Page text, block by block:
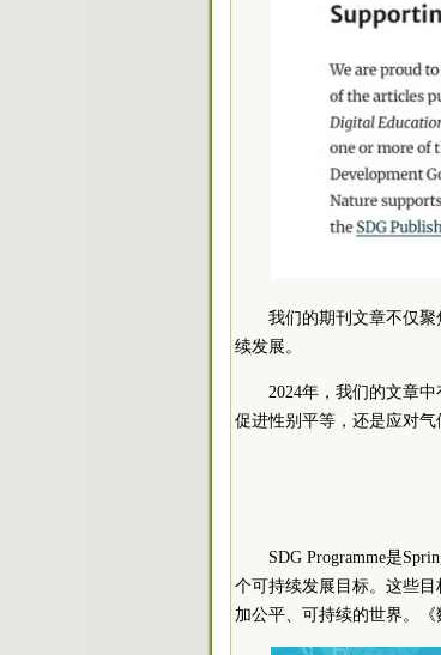
我们的期刊文章不仅
续发展。
2024年，我们的文章
促进性别平等，还是应对气
SDG Programme是
个可持续发展目标。这些
加公平、可持续的世界。